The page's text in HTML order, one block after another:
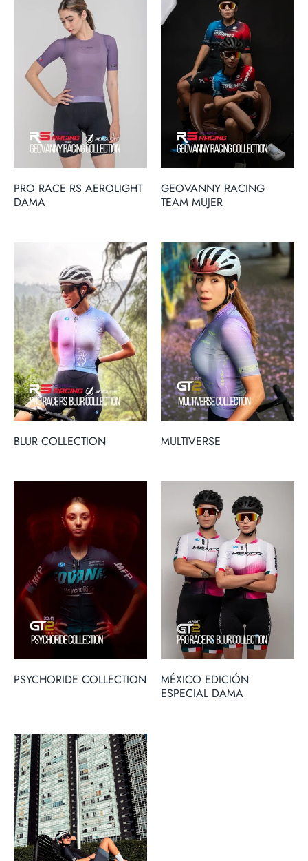
PRO RACE RS AEROLIGHT
DAMA
GEOVANNY RACING
TEAM MUJER
BLUR COLLECTION MULTIVERSE
PSYCHORIDE COLLECTION
MÉXICO EDICIÓN
ESPECIAL DAMA